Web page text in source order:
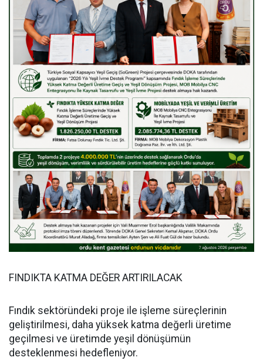
FINDIKTA KATMA DEĞER ARTIRILACAK
Fındık sektöründeki proje ile işleme süreçlerinin
geliştirilmesi, daha yüksek katma değerli üretime
geçilmesi ve üretimde yeşil dönüşümün
desteklenmesi hedefleniyor.